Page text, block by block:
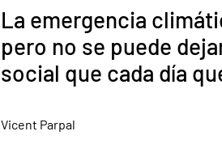
La emergencia
pero no se puede
social que cada día
Vicent Parpal